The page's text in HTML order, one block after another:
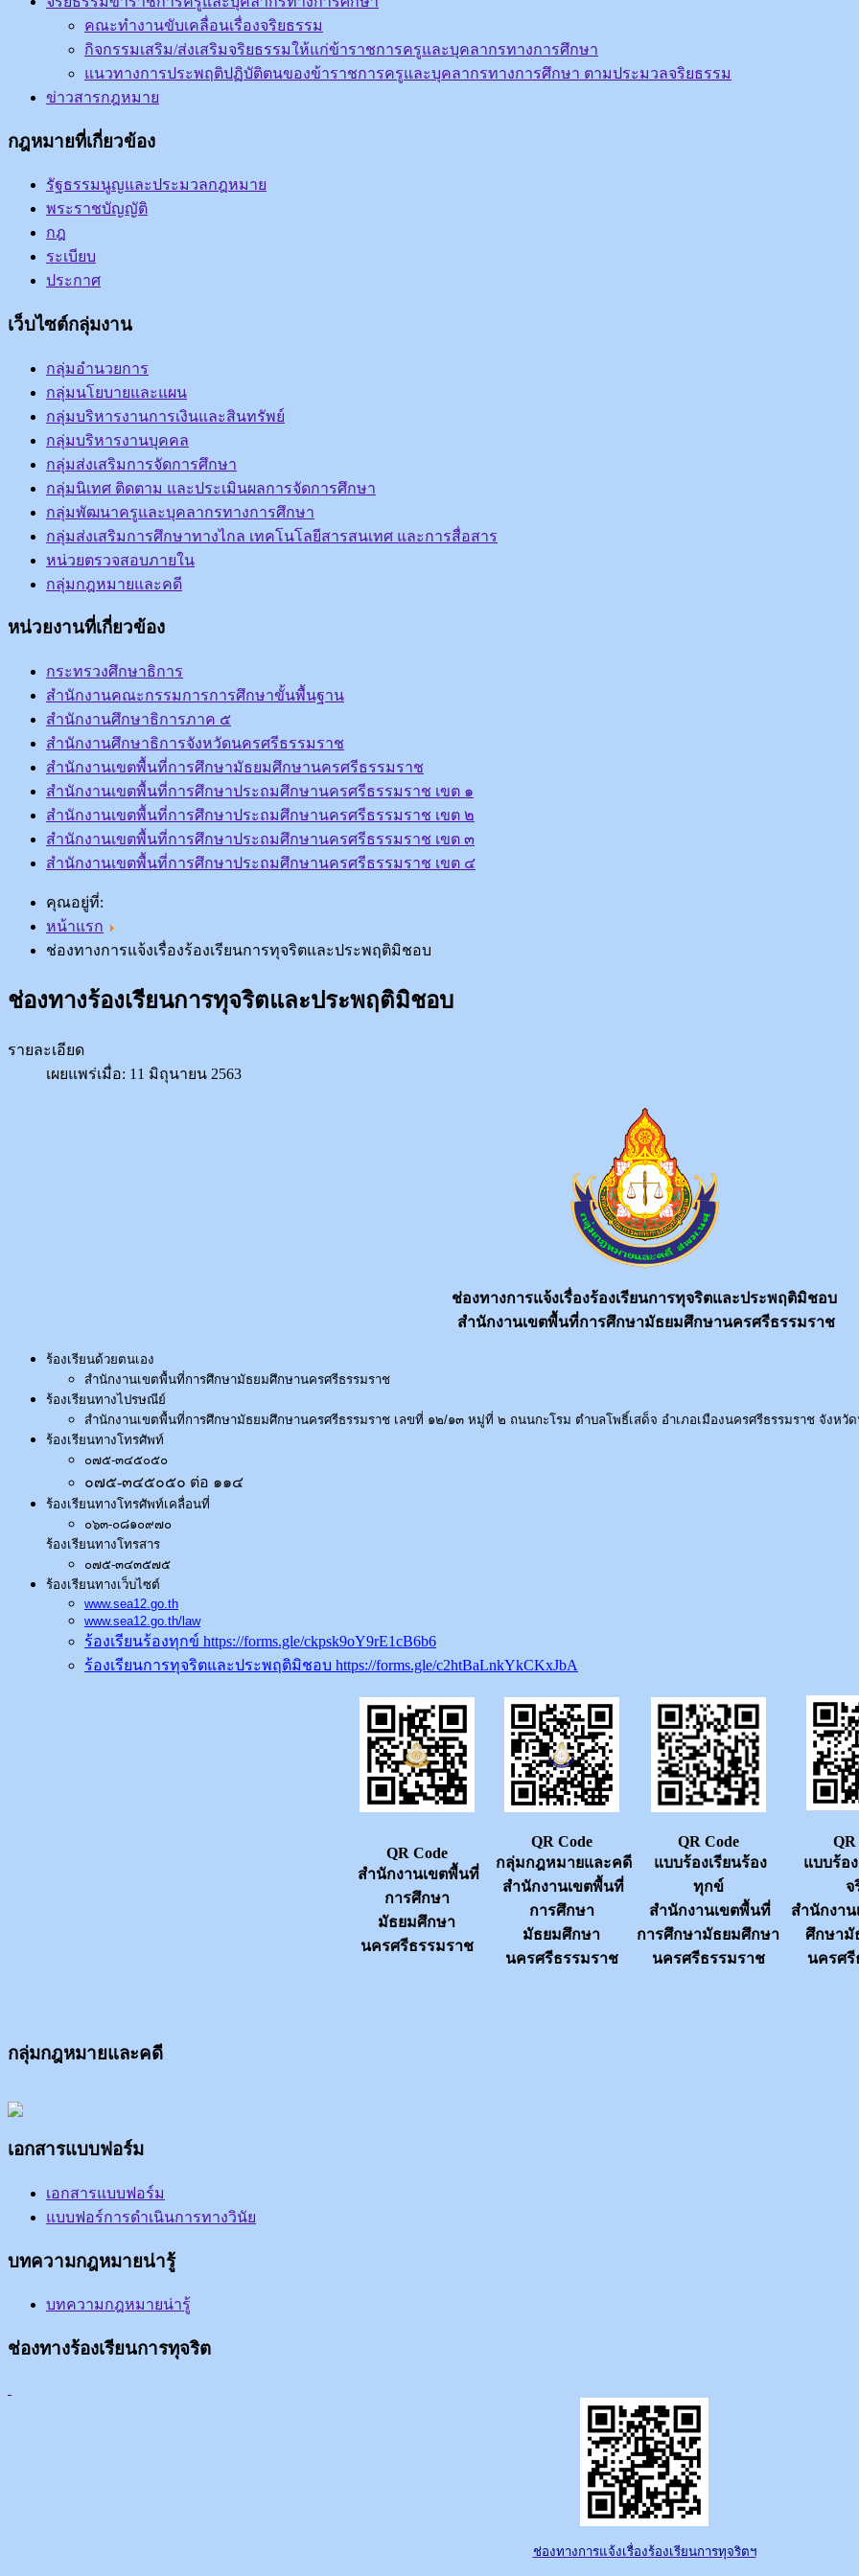
คณะทำงานขับเคลื่อนเรื่องจริยธรรม
กิจกรรมเสริม/ส่งเสริมจริยธรรมให้แก่ข้าราชการครูและบุคลากรทางการศึกษา
แนวทางการประพฤติปฏิบัติตนของข้าราชการครูและบุคลากรทางการศึกษา ตามประมวลจริยธรรม
ข่าวสารกฎหมาย
กฎหมายที่เกี่ยวข้อง
รัฐธรรมนูญและประมวลกฎหมาย
พระราชบัญญัติ
กฎ
ระเบียบ
ประกาศ
เว็บไซต์กลุ่มงาน
กลุ่มอำนวยการ
กลุ่มนโยบายและแผน
กลุ่มบริหารงานการเงินและสินทรัพย์
กลุ่มบริหารงานบุคคล
กลุ่มส่งเสริมการจัดการศึกษา
กลุ่มนิเทศ ติดตาม และประเมินผลการจัดการศึกษา
กลุ่มพัฒนาครูและบุคลากรทางการศึกษา
กลุ่มส่งเสริมการศึกษาทางไกล เทคโนโลยีสารสนเทศ และการสื่อสาร
หน่วยตรวจสอบภายใน
กลุ่มกฎหมายและคดี
หน่วยงานที่เกี่ยวข้อง
กระทรวงศึกษาธิการ
สำนักงานคณะกรรมการการศึกษาขั้นพื้นฐาน
สำนักงานศึกษาธิการภาค ๕
สำนักงานศึกษาธิการจังหวัดนครศรีธรรมราช
สำนักงานเขตพื้นที่การศึกษามัธยมศึกษานครศรีธรรมราช
สำนักงานเขตพื้นที่การศึกษาประถมศึกษานครศรีธรรมราช เขต ๑
สำนักงานเขตพื้นที่การศึกษาประถมศึกษานครศรีธรรมราช เขต ๒
สำนักงานเขตพื้นที่การศึกษาประถมศึกษานครศรีธรรมราช เขต ๓
สำนักงานเขตพื้นที่การศึกษาประถมศึกษานครศรีธรรมราช เขต ๔
คุณอยู่ที่:
หน้าแรก
ช่องทางการแจ้งเรื่องร้องเรียนการทุจริตและประพฤติมิชอบ
ช่องทางร้องเรียนการทุจริตและประพฤติมิชอบ
รายละเอียด
เผยแพร่เมื่อ: 11 มิถุนายน 2563
ช่องทางการแจ้งเรื่องร้องเรียนการทุจริตและประพฤติมิชอบ
สำนักงานเขตพื้นที่การศึกษามัธยมศึกษานครศรีธรรมราช
ร้องเรียนด้วยตนเอง
สำนักงานเขตพื้นที่การศึกษามัธยมศึกษานครศรีธรรมราช
ร้องเรียนทางไปรษณีย์
สำนักงานเขตพื้นที่การศึกษามัธยมศึกษานครศรีธรรมราช เลขที่ ๑๒/๑๓ หมู่ที่ ๒ ถนนกะโรม ตำบลโพธิ์เสด็จ อำเภอเมืองนครศรีธรรมราช จังหวั
ร้องเรียนทางโทรศัพท์
๐๗๕-๓๔๕๐๕๐
๐๗๕-๓๔๕๐๕๐ ต่อ ๑๑๔
ร้องเรียนทางโทรศัพท์เคลื่อนที่
๐๖๓-๐๘๑๐๙๗๐
ร้องเรียนทางโทรสาร
๐๗๕-๓๔๓๕๗๕
ร้องเรียนทางเว็บไซต์
www.sea12.go.th
www.sea12.go.th/law
ร้องเรียนร้องทุกข์ https://forms.gle/ckpsk9oY9rE1cB6b6
ร้องเรียนการทุจริตและประพฤติมิชอบ https://forms.gle/c2htBaLnkYkCKxJbA
QR Code
สำนักงานเขตพื้นที่
การศึกษา
มัธยมศึกษา
นครศรีธรรมราช
QR Code
กลุ่มกฎหมายและคดี
สำนักงานเขตพื้นที่
การศึกษา
มัธยมศึกษา
นครศรีธรรมราช
QR Code
แบบร้องเรียนร้อง
ทุกข์
สำนักงานเขตพื้นที่
การศึกษามัธยมศึกษา
นครศรีธรรมราช
QR
แบบร้อง
จ
สำนักงา
ศึกษามั
นครศรี
กลุ่มกฎหมายและคดี
เอกสารแบบฟอร์ม
เอกสารแบบฟอร์ม
แบบฟอร์การดำเนินการทางวินัย
บทความกฎหมายน่ารู้
บทความกฎหมายน่ารู้
ช่องทางร้องเรียนการทุจริต
ช่องทางการแจ้งเรื่องร้องเรียนการทุจริตฯ